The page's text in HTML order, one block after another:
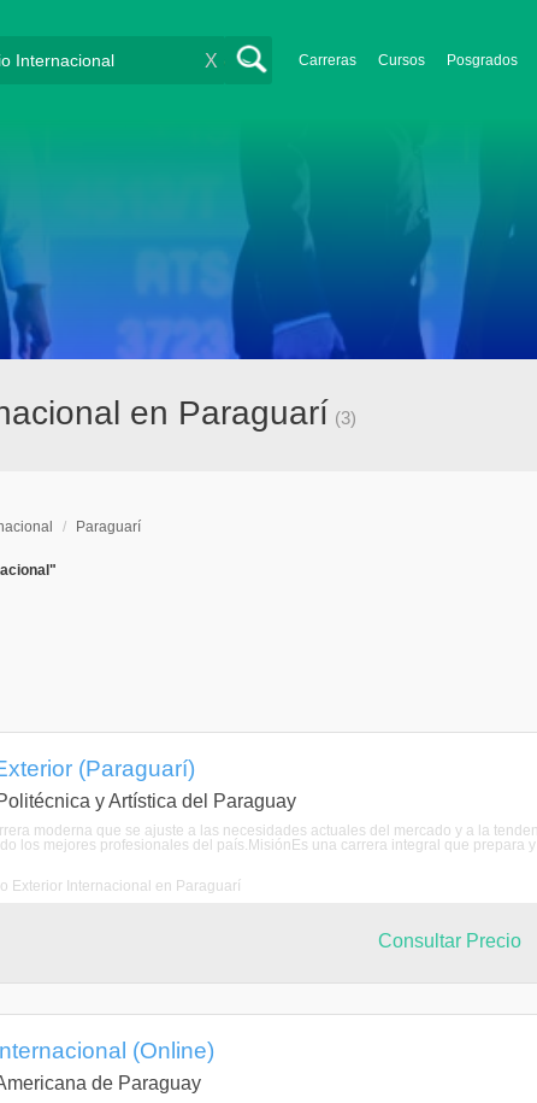
Carreras Cursos Posgrados
X
en Paraguarí (3)
/ Paraguarí
(Paraguarí)
y Artística del Paraguay
moderna que se ajuste a las necesidades actuales del mercado y a la
los mejores profesionales del país.MisiónEs una carrera integral que prepara
Exterior Internacional en Paraguarí
Consultar Precio
(Online)
de Paraguay